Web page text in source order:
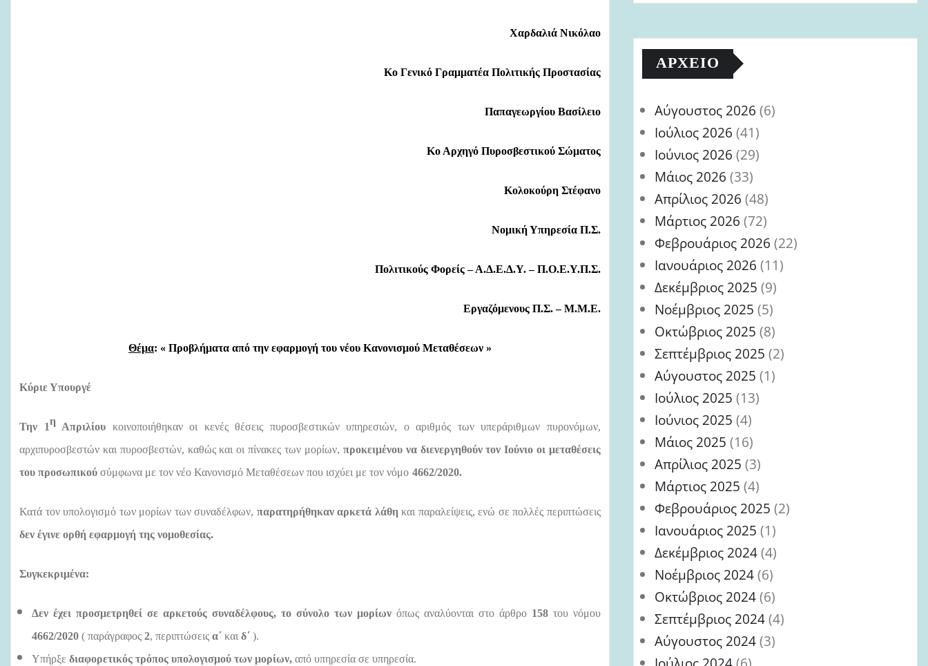
Χαρδαλιά Νικόλαο
Κο Γενικό Γραμματέα Πολιτικής Προστασίας
Παπαγεωργίου Βασίλειο
Κο Αρχηγό Πυροσβεστικού Σώματος
Κολοκούρη Στέφανο
Νομική Υπηρεσία Π.Σ.
Πολιτικούς Φορείς – Α.Δ.Ε.Δ.Υ. – Π.Ο.Ε.Υ.Π.Σ.
Εργαζόμενους Π.Σ. – Μ.Μ.Ε.
Θέμα: « Προβλήματα από την εφαρμογή του νέου Κανονισμού Μεταθέσεων »
Κύριε Υπουργέ
Την 1ηΑπριλίου κοινοποιήθηκαν οι κενές θέσεις πυροσβεστικών υπηρεσιών, ο αριθμός των υπεράριθμων πυρονόμων,
αρχιπυροσβεστών και πυροσβεστών, καθώς και οι πίνακες των μορίων, προκειμένου να διενεργηθούν τον Ιούνιο οι μεταθέσεις
του προσωπικού σύμφωνα με τον νέο Κανονισμό Μεταθέσεων που ισχύει με τον νόμο 4662/2020.
Κατά τον υπολογισμό των μορίων των συναδέλφων, παρατηρήθηκαν αρκετά λάθη και παραλείψεις, ενώ σε πολλές περιπτώσεις
δεν έγινε ορθή εφαρμογή της νομοθεσίας.
Συγκεκριμένα:
Δεν έχει προσμετρηθεί σε αρκετούς συναδέλφους, το σύνολο των μορίων όπως αναλύονται στο άρθρο 158 του νόμου
4662/2020 ( παράγραφος 2, περιπτώσεις α΄ και δ΄ ).
Υπήρξε διαφορετικός τρόπος υπολογισμού των μορίων, από υπηρεσία σε υπηρεσία.
ΑΡΧΕΊΟ
Αύγουστος 2026 (6)
Ιούλιος 2026 (41)
Ιούνιος 2026 (29)
Μάιος 2026 (33)
Απρίλιος 2026 (48)
Μάρτιος 2026 (72)
Φεβρουάριος 2026 (22)
Ιανουάριος 2026 (11)
Δεκέμβριος 2025 (9)
Νοέμβριος 2025 (5)
Οκτώβριος 2025 (8)
Σεπτέμβριος 2025 (2)
Αύγουστος 2025 (1)
Ιούλιος 2025 (13)
Ιούνιος 2025 (4)
Μάιος 2025 (16)
Απρίλιος 2025 (3)
Μάρτιος 2025 (4)
Φεβρουάριος 2025 (2)
Ιανουάριος 2025 (1)
Δεκέμβριος 2024(4)
Νοέμβριος 2024(6)
Οκτώβριος 2024(6)
Σεπτέμβριος 2024(4)
Αύγουστος 2024(3)